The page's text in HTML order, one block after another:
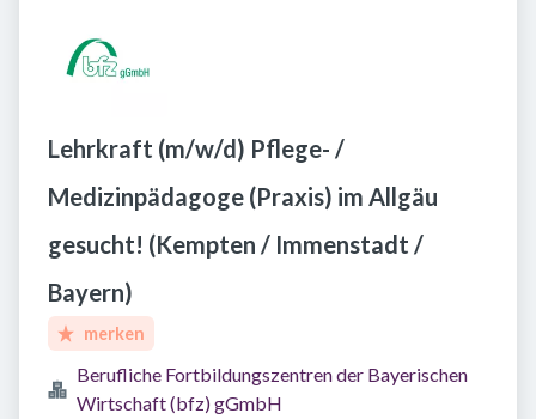
Lehrkraft (m/w/d) Pflege- /
Medizinpädagoge (Praxis) im Allgäu
gesucht! (Kempten / Immenstadt /
Bayern)
merken
Berufliche Fortbildungszentren der Bayerischen
Wirtschaft (bfz) gGmbH